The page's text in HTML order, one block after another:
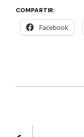
COMPARTIR:
Facebook